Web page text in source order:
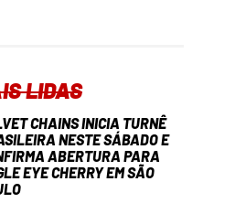
LIDAS
CHAINS INICIA TURNÊ
NESTE SÁBADO E
ABERTURA PARA
EYE CHERRY EM SÃO